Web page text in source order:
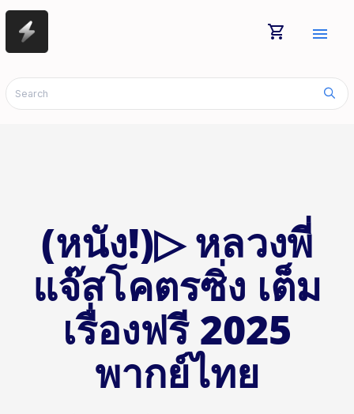
shopping_cart menu
(หนัง!)▷ หลวงพี่
แจ๊สโคตรซิ่ง เต็ม
เรื่องฟรี 2025
พากย์ไทย